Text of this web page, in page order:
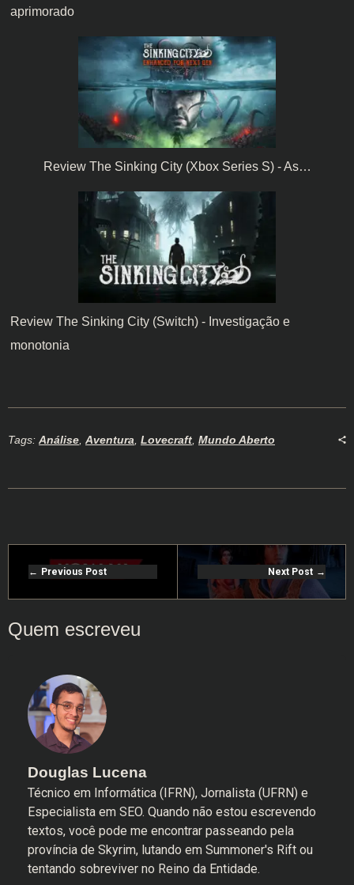
aprimorado
Review The Sinking City (Xbox Series S) - As…
Review The Sinking City (Switch) - Investigação e
monotonia
Tags: Análise Aventura Lovecraft Mundo Aberto
Previous Post Next Post
Douglas Lucena
Técnico em Informática (IFRN), Jornalista (UFRN) e
Especialista em SEO. Quando não estou escrevendo
textos, você pode me encontrar passeando pela
província de Skyrim, lutando em Summoner's Rift ou
tentando sobreviver no Reino da Entidade.